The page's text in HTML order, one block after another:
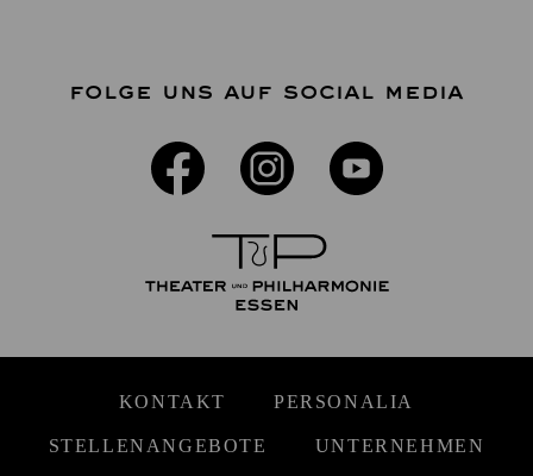
FOLGE UNS AUF SOCIAL MEDIA
KONTAKT PERSONALIA
STELLENANGEBOTE UNTERNEHMEN